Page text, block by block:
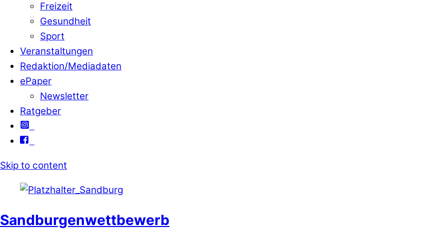
Freizeit
Gesundheit
Sport
Veranstaltungen
Redaktion/Mediadaten
ePaper
Newsletter
Ratgeber
Skip to content
Sandburgenwettbewerb